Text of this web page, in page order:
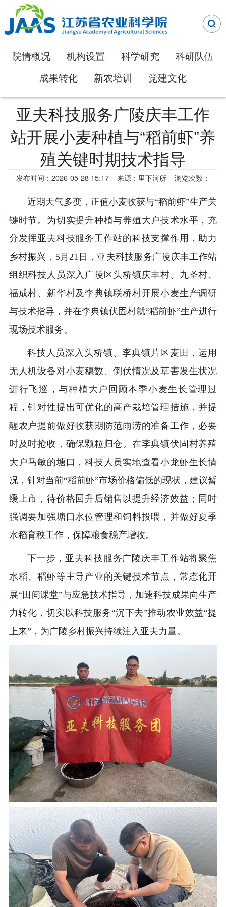
院情概况 机构设置 科学研究
科研队伍
成果转化
新农培训 党建文化
亚夫科技服务广陵庆丰工作
站开展小麦种植与“稻前虾”养
殖关键时期技术指导
发布时间：2026-05-28 15:17 来源：里下河所 浏览次数：
近期天气多变，正值小麦收获与“稻前虾”生产关
键时节。为切实提升种植与养殖大户技术水平，充
分发挥亚夫科技服务工作站的科技支撑作用，助力
乡村振兴，5月21日，亚夫科技服务广陵庆丰工作站
组织科技人员深入广陵区头桥镇庆丰村、九圣村、
福成村、新华村及李典镇联桥村开展小麦生产调研
与技术指导，并在李典镇伏固村就“稻前虾”生产进行
现场技术服务。
科技人员深入头桥镇、李典镇片区麦田，运用
无人机设备对小麦穗数、倒伏情况及草害发生状况
进行飞巡，与种植大户回顾本季小麦生长管理过
程，针对性提出可优化的高产栽培管理措施，并提
醒农户提前做好收获期防范雨涝的准备工作，必要
时及时抢收，确保颗粒归仓。在李典镇伏固村养殖
大户马敏的塘口，科技人员实地查看小龙虾生长情
况，针对当前“稻前虾”市场价格偏低的现状，建议暂
缓上市，待价格回升后销售以提升经济效益；同时
强调要加强塘口水位管理和饲料投喂，并做好夏季
水稻育秧工作，保障粮食稳产增收。
下一步，亚夫科技服务广陵庆丰工作站将聚焦
水稻、稻虾等主导产业的关键技术节点，常态化开
展“田间课堂”与应急技术指导，加速科技成果向生产
力转化，切实以科技服务“沉下去”推动农业效益“提
上来”，为广陵乡村振兴持续注入亚夫力量。